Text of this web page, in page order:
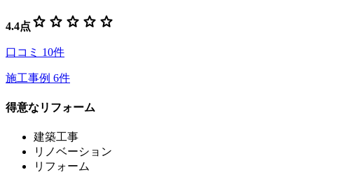
4.4点 star star star star star
口コミ 10件
施工事例 6件
得意なリフォーム
建築工事
リノベーション
リフォーム